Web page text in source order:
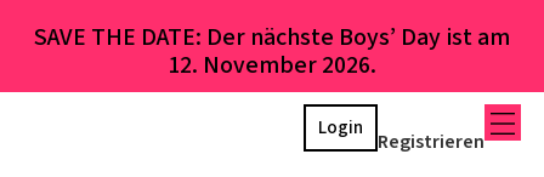
SAVE THE DATE: Der nächste Boys’ Day ist am
12. November 2026.
Registrieren
Login